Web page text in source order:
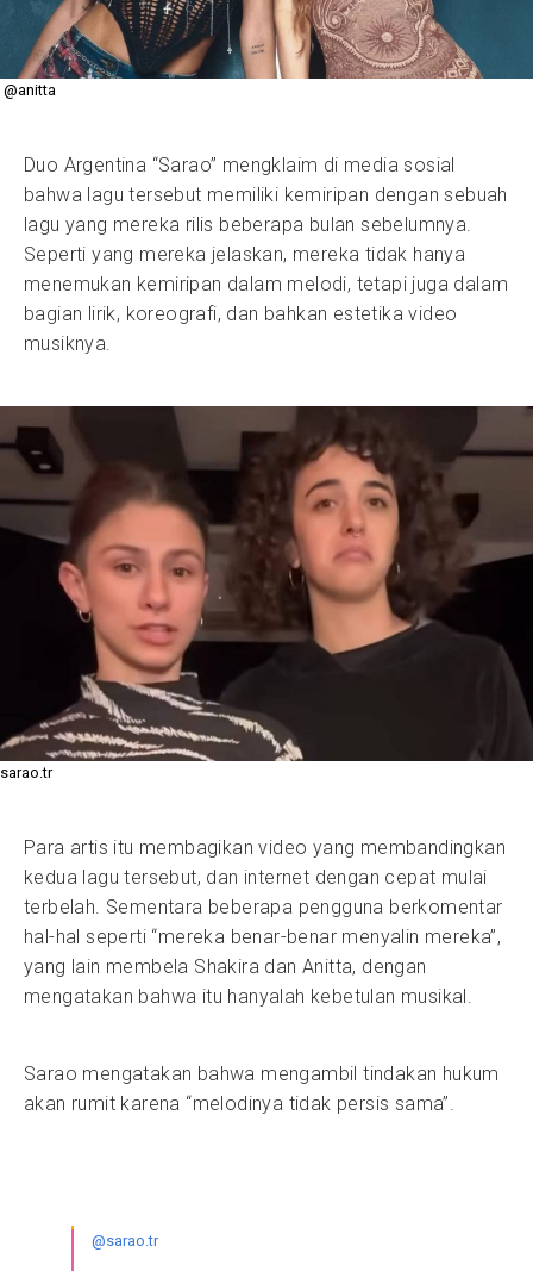
@anitta
Duo Argentina “Sarao” mengklaim di media sosial
bahwa lagu tersebut memiliki kemiripan dengan sebuah
lagu yang mereka rilis beberapa bulan sebelumnya.
Seperti yang mereka jelaskan, mereka tidak hanya
menemukan kemiripan dalam melodi, tetapi juga dalam
bagian lirik, koreografi, dan bahkan estetika video
musiknya.
sarao.tr
Para artis itu membagikan video yang membandingkan
kedua lagu tersebut, dan internet dengan cepat mulai
terbelah. Sementara beberapa pengguna berkomentar
hal-hal seperti “mereka benar-benar menyalin mereka”,
yang lain membela Shakira dan Anitta, dengan
mengatakan bahwa itu hanyalah kebetulan musikal.
Sarao mengatakan bahwa mengambil tindakan hukum
akan rumit karena “melodinya tidak persis sama”.
@sarao.tr